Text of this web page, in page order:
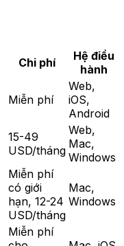
Chi phí
Hệ điều
hành
Miễn phí
Web,
iOS,
Android
15-49
USD/tháng
Web,
Mac,
Windows
Miễn phí
có giới
hạn, 12-24
USD/tháng
Mac,
Windows
Miễn phí